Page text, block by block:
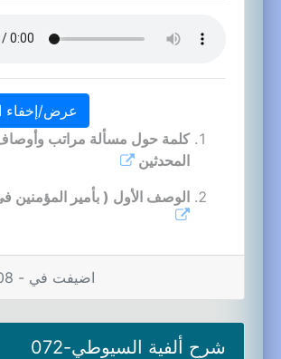
عرض/إخفاء
كلمة حول مسألة مراتب
المحدثين
الوصف الأول ( بأمير المؤمنين
اضيفت في - 2008-06-18
شرح ألفية السيوطي-072